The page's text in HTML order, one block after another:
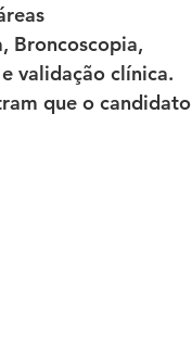
Broncoscopia,
validação clínica.
que o candidato